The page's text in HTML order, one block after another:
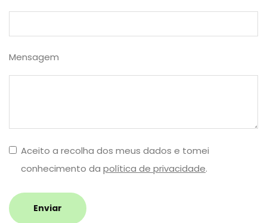
Mensagem
Aceito a recolha dos meus dados e tomei
conhecimento da política de privacidade.
Enviar